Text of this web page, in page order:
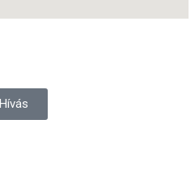
Hívás